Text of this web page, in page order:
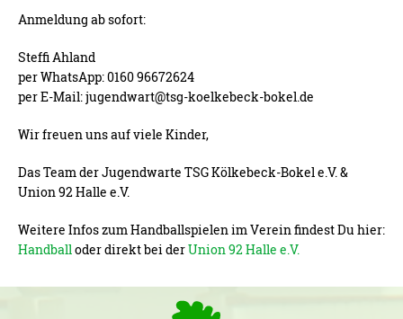
Anmeldung ab sofort:
Steffi Ahland
per WhatsApp: 0160 96672624
per E-Mail: jugendwart@tsg-koelkebeck-bokel.de
Wir freuen uns auf viele Kinder,
Das Team der Jugendwarte TSG Kölkebeck-Bokel e.V. &
Union 92 Halle e.V.
Weitere Infos zum Handballspielen im Verein findest Du hier:
Handballoder direkt bei derUnion 92 Halle e.V.